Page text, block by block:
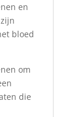
en
bloed
om
die